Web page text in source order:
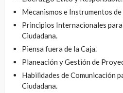
Mecanismos e Instrumentos
Principios Internacionales
Ciudadana.
Piensa fuera de la Caja.
Planeación y Gestión de
Habilidades de Comunicación
Ciudadana.